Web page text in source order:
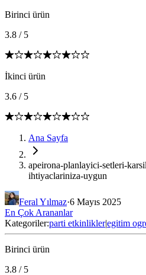
Birinci ürün
3.8 / 5
İkinci ürün
3.6 / 5
Ana Sayfa
apeirona-planlayici-setleri-
ihtiyaclariniza-uygun
Feral Yılmaz·6 Mayıs 2025
En Çok Arananlar
Kategoriler:parti etkinlikler|egitim
Birinci ürün
3.8 / 5